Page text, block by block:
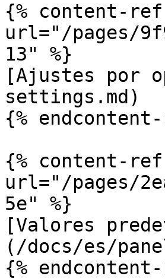
{% content-ref
url="/pages/
13" %}
[Ajustes por
settings.md)
{%
{% content-ref
url="/pages/
5e" %}
[Valores
(/docs/es/
{%